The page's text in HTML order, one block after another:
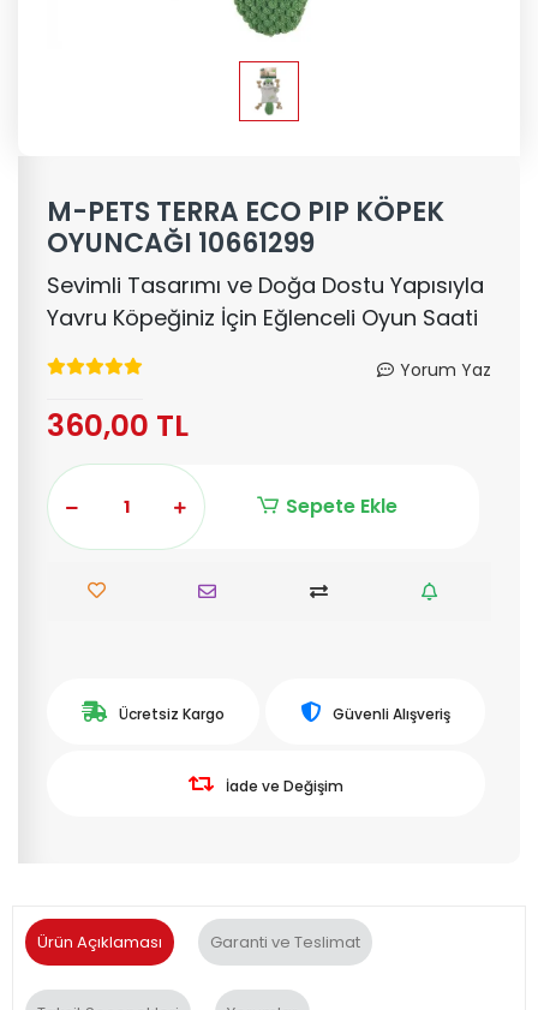
M-PETS TERRA ECO PIP KÖPEK
OYUNCAĞI 10661299
Sevimli Tasarımı ve Doğa Dostu Yapısıyla
Yavru Köpeğiniz İçin Eğlenceli Oyun Saati
Yorum Yaz
360,00 TL
Sepete Ekle
Ücretsiz Kargo Güvenli Alışveriş
İade ve Değişim
Ürün Açıklaması Garanti ve Teslimat